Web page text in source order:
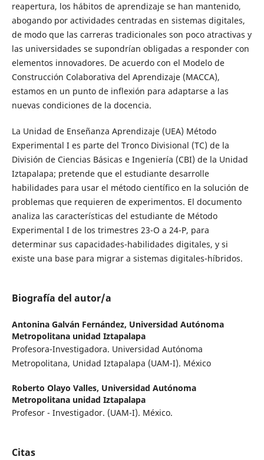
reapertura, los hábitos de aprendizaje se han mantenido,
abogando por actividades centradas en sistemas digitales,
de modo que las carreras tradicionales son poco atractivas y
las universidades se supondrían obligadas a responder con
elementos innovadores. De acuerdo con el Modelo de
Construcción Colaborativa del Aprendizaje (MACCA),
estamos en un punto de inflexión para adaptarse a las
nuevas condiciones de la docencia.
La Unidad de Enseñanza Aprendizaje (UEA) Método
Experimental I es parte del Tronco Divisional (TC) de la
División de Ciencias Básicas e Ingeniería (CBI) de la Unidad
Iztapalapa; pretende que el estudiante desarrolle
habilidades para usar el método científico en la solución de
problemas que requieren de experimentos. El documento
analiza las características del estudiante de Método
Experimental I de los trimestres 23-O a 24-P, para
determinar sus capacidades-habilidades digitales, y si
existe una base para migrar a sistemas digitales-híbridos.
Biografía del autor/a
Antonina Galván Fernández, Universidad Autónoma
Metropolitana unidad Iztapalapa
Profesora-Investigadora. Universidad Autónoma
Metropolitana, Unidad Iztapalapa (UAM-I). México
Roberto Olayo Valles, Universidad Autónoma
Metropolitana unidad Iztapalapa
Profesor - Investigador. (UAM-I). México.
Citas